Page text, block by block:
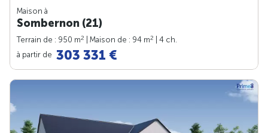
Maison à
Sombernon (21)
Terrain de : 950 m2 | Maison de : 94 m2
| 4 ch.
à partir de 303 331 €